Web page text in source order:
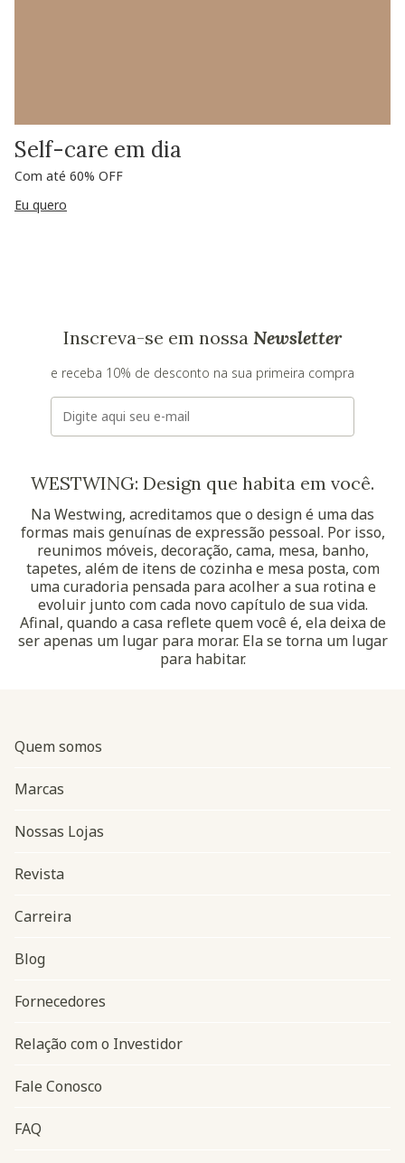
Self-care em dia
Com até 60% OFF
Eu quero
Inscreva-se em nossa Newsletter
e receba 10% de desconto na sua primeira compra
E-mail
WESTWING: Design que habita em você.
Na Westwing, acreditamos que o design é uma das
formas mais genuínas de expressão pessoal. Por isso,
reunimos móveis, decoração, cama, mesa, banho,
tapetes, além de itens de cozinha e mesa posta, com
uma curadoria pensada para acolher a sua rotina e
evoluir junto com cada novo capítulo de sua vida.
Afinal, quando a casa reflete quem você é, ela deixa de
ser apenas um lugar para morar. Ela se torna um lugar
para habitar.
Navegação do rodapé
Quem somos
Marcas
Nossas Lojas
Revista
Carreira
Blog
Fornecedores
Relação com o Investidor
Fale Conosco
FAQ